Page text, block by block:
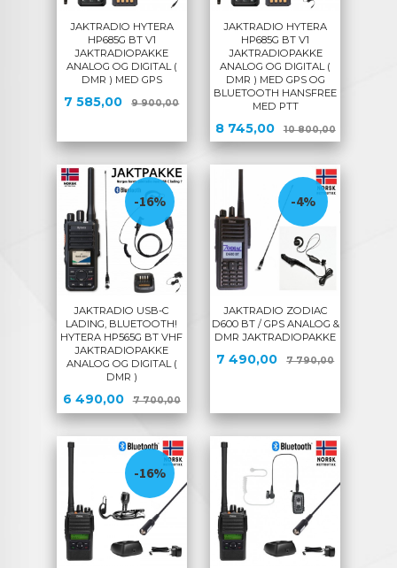
JAKTRADIO HYTERA
HP685G BT V1
JAKTRADIOPAKKE
ANALOG OG DIGITAL (
DMR ) MED GPS
Tilbud
7 585,00 9 900,00Rabatt
JAKTRADIO HYTERA
HP685G BT V1
JAKTRADIOPAKKE
ANALOG OG DIGITAL (
DMR ) MED GPS OG
BLUETOOTH HANSFREE
MED PTT
Tilbud
8 745,00 10 800,00Rabatt
JAKTRADIO USB-C
LADING, BLUETOOTH!
HYTERA HP565G BT VHF
JAKTRADIOPAKKE
ANALOG OG DIGITAL (
DMR )
Tilbud
6 490,00 7 700,00Rabatt
-16%
JAKTRADIO ZODIAC
D600 BT / GPS ANALOG &
DMR JAKTRADIOPAKKE
Tilbud
7 490,00 7 790,00Rabatt
-4%
-16%